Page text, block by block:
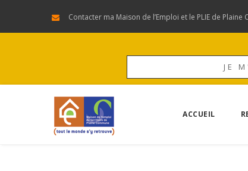
Contacter ma Maison de l’Emploi et le PLIE de Plaine
JE
ACCUEIL